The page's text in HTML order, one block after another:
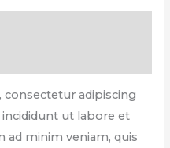
adipiscing
ut labore et
ad minim veniam, quis